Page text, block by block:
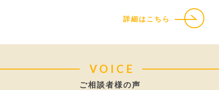
詳細はこちら
VOICE
ご相談者様の声